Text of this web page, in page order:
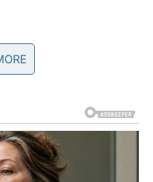
energiju u kojoj se sve što
pali zeleno
kome se veruje, kome
potvrdu:niste uzalud